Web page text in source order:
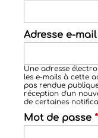
Adresse e-mail
Une adresse
les e-mails à cette
pas rendue
réception d'un
de certaines
Mot de passe *